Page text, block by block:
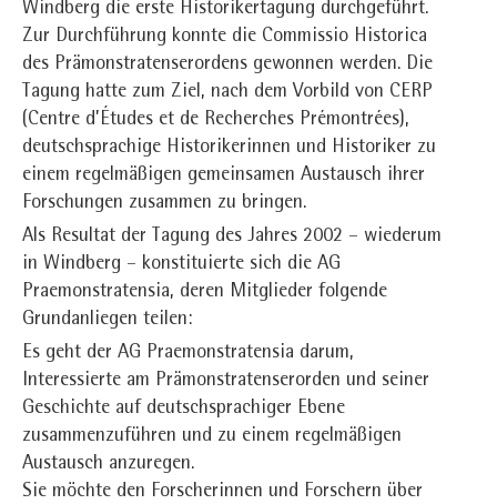
Windberg die erste Historikertagung durchgeführt.
Zur Durchführung konnte die Commissio Historica
des Prämonstratenserordens gewonnen werden. Die
Tagung hatte zum Ziel, nach dem Vorbild von CERP
(Centre d’Études et de Recherches Prémontrées),
deutschsprachige Historikerinnen und Historiker zu
einem regelmäßigen gemeinsamen Austausch ihrer
Forschungen zusammen zu bringen.
Als Resultat der Tagung des Jahres 2002 – wiederum
in Windberg – konstituierte sich die AG
Praemonstratensia, deren Mitglieder folgende
Grundanliegen teilen:
Es geht der AG Praemonstratensia darum,
Interessierte am Prämonstratenserorden und seiner
Geschichte auf deutschsprachiger Ebene
zusammenzuführen und zu einem regelmäßigen
Austausch anzuregen.
Sie möchte den Forscherinnen und Forschern über